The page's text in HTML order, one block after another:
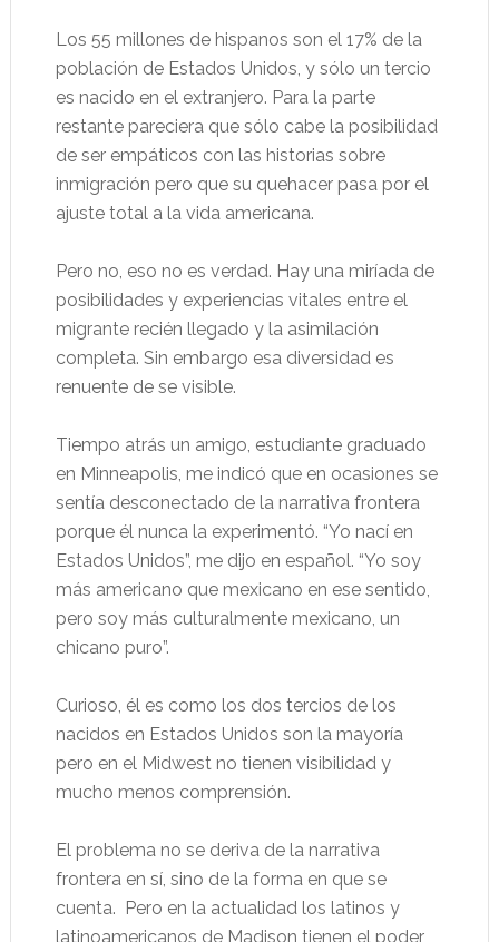
Los 55 millones de hispanos son el 17% de la
población de Estados Unidos, y sólo un tercio
es nacido en el extranjero. Para la parte
restante pareciera que sólo cabe la posibilidad
de ser empáticos con las historias sobre
inmigración pero que su quehacer pasa por el
ajuste total a la vida americana.
Pero no, eso no es verdad. Hay una miríada de
posibilidades y experiencias vitales entre el
migrante recién llegado y la asimilación
completa. Sin embargo esa diversidad es
renuente de se visible.
Tiempo atrás un amigo, estudiante graduado
en Minneapolis, me indicó que en ocasiones se
sentía desconectado de la narrativa frontera
porque él nunca la experimentó. “Yo nací en
Estados Unidos”, me dijo en español. “Yo soy
más americano que mexicano en ese sentido,
pero soy más culturalmente mexicano, un
chicano puro”.
Curioso, él es como los dos tercios de los
nacidos en Estados Unidos son la mayoría
pero en el Midwest no tienen visibilidad y
mucho menos comprensión.
El problema no se deriva de la narrativa
frontera en sí, sino de la forma en que se
cuenta. Pero en la actualidad los latinos y
latinoamericanos de Madison tienen el poder